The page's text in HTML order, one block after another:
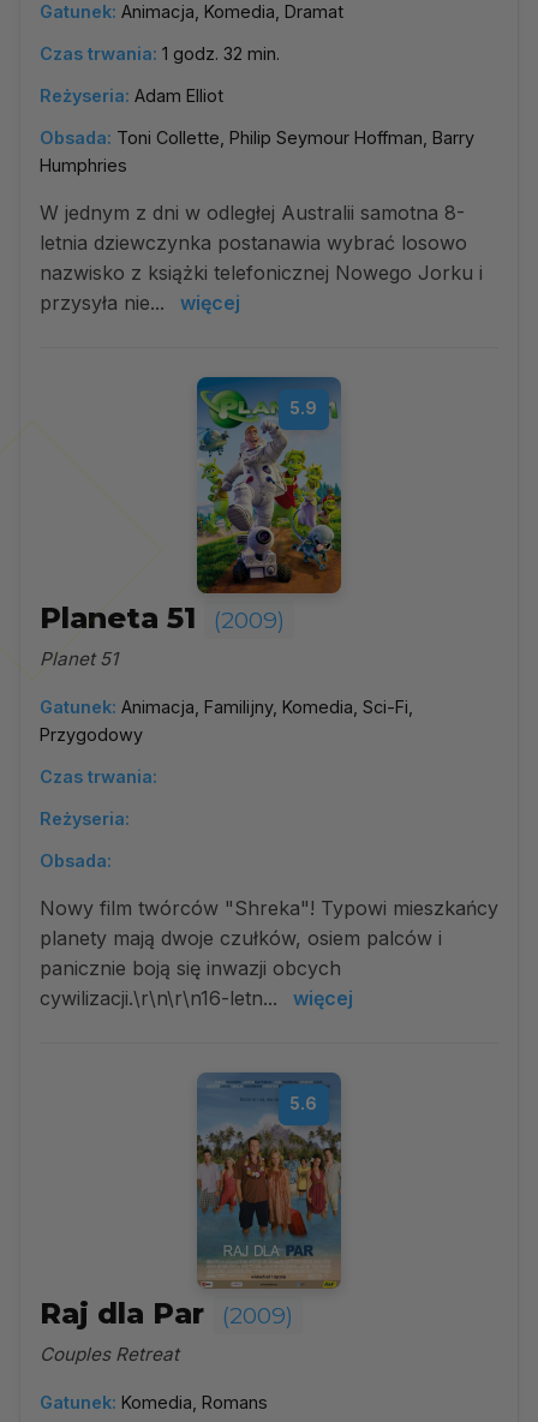
Gatunek: Animacja, Komedia, Dramat
Czas trwania: 1 godz. 32 min.
Reżyseria: Adam Elliot
Obsada: Toni Collette, Philip Seymour Hoffman, Barry
Humphries
W jednym z dni w odległej Australii samotna 8-
letnia dziewczynka postanawia wybrać losowo
nazwisko z książki telefonicznej Nowego Jorku i
przysyła nie...
więcej
5.9
Planeta 51 (2009)
Planet 51
Gatunek: Animacja, Familijny, Komedia, Sci-Fi,
Przygodowy
Czas trwania:
Reżyseria:
Obsada:
Nowy film twórców "Shreka"! Typowi mieszkańcy
planety mają dwoje czułków, osiem palców i
panicznie boją się inwazji obcych
cywilizacji.\r\n\r\n16-letn...
więcej
5.6
Raj dla Par (2009)
Couples Retreat
Gatunek: Komedia, Romans